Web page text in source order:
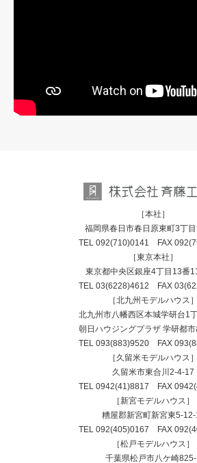
［本社］
福岡県春日市春日原東町3丁
TEL 092(710)0141 FAX
［東京本社］
東京都中央区銀座4丁目13番
TEL 03(6228)4612 FAX
［北九州モデルハウス］
北九州市八幡西区本城学研台1
朝日ハウジングプラザ 学研都
TEL 093(883)9520 FAX
［久留米モデルハウス］
久留米市東合川2-4-17
TEL 0942(41)8817 FAX
［新宮モデルハウス］
糟屋郡新宮町新宮東5-
TEL 092(405)0167 FAX
［松戸モデルハウス］
千葉県松戸市八ケ崎